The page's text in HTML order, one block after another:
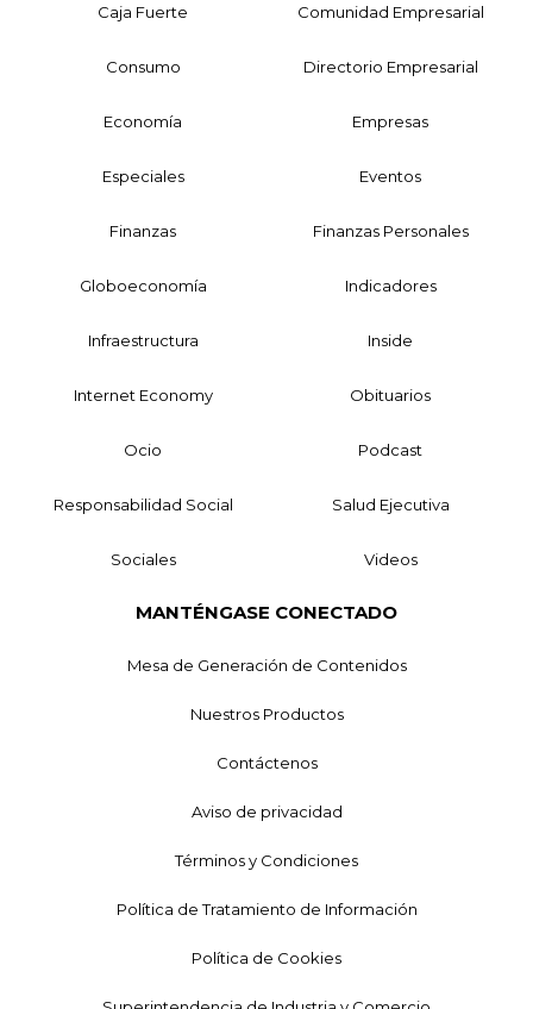
Caja Fuerte Comunidad Empresarial
Consumo Directorio Empresarial
Economía Empresas
Especiales Eventos
Finanzas Finanzas Personales
Globoeconomía Indicadores
Infraestructura Inside
Internet Economy Obituarios
Ocio Podcast
Responsabilidad Social Salud Ejecutiva
Sociales Videos
MANTÉNGASE CONECTADO
Mesa de Generación de Contenidos
Nuestros Productos
Contáctenos
Aviso de privacidad
Términos y Condiciones
Política de Tratamiento de Información
Política de Cookies